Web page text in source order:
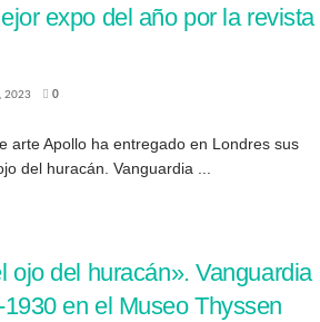
expo del año por la revista
2023 0
arte Apollo ha entregado en Londres sus
del huracán. Vanguardia ...
ojo del huracán». Vanguardia
en el Museo Thyssen